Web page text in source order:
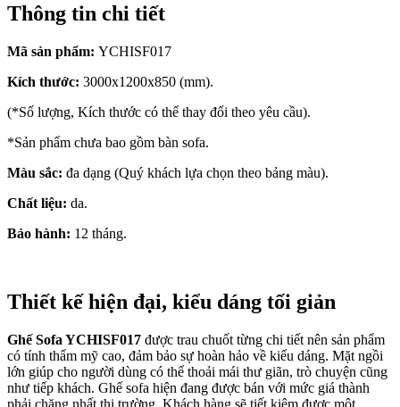
Thông tin chi tiết
Mã sản phẩm: YCHISF017
Kích thước: 3000x1200x850 (mm).
(*Số lượng, Kích thước có thể thay đổi theo yêu cầu).
*Sản phẩm chưa bao gồm bàn sofa.
Màu sắc: đa dạng (Quý khách lựa chọn theo bảng màu).
Chất liệu: da.
Bảo hành: 12 tháng.
Thiết kế hiện đại, kiểu dáng tối giản
Ghế Sofa YCHISF017 được trau chuốt từng chi tiết nên sản phẩm
có tính thẩm mỹ cao, đảm bảo sự hoàn hảo về kiểu dáng. Mặt ngồi
lớn giúp cho người dùng có thể thoải mái thư giãn, trò chuyện cũng
như tiếp khách. Ghế sofa hiện đang được bán với mức giá thành
phải chăng nhất thị trường. Khách hàng sẽ tiết kiệm được một